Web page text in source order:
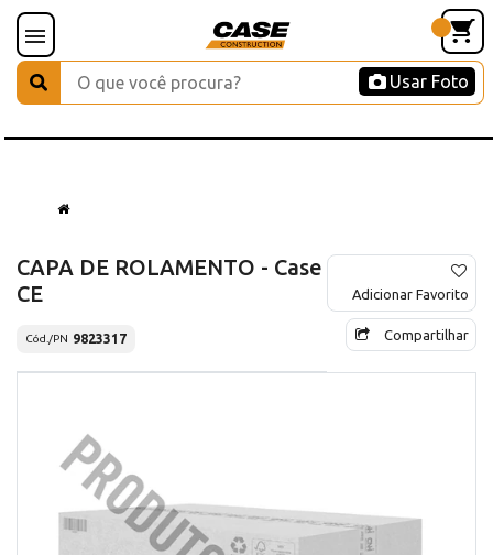
Usar Foto
CAPA DE ROLAMENTO - Case
CE
Cód./PN 9823317
Adicionar Favorito
Compartilhar